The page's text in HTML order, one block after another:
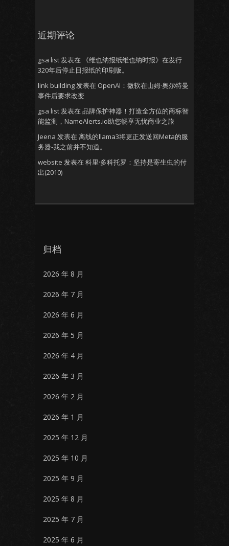
近期评论
gsa list发表在
《维也纳报纸维也纳时报》在发行
320年后停止日报纸的印刷版。
link building发表在 OpenAI：微软在山姆·奥尔特曼
事件后要求改变
gsa list发表在 品牌保护神器！打造全方位的商标智
能监测，NameAlerts.io助您畅享无忧商业之旅
Jeena 发表在 离线的llama3将更正发送回Meta的服
务器-我之前并不知道。
website 发表在 科里·多科托罗：坚持是寄生虫的付
出(2010)
归档
2026 年 8 月
2026 年 7 月
2026 年 6 月
2026 年 5 月
2026 年 4 月
2026 年 3 月
2026 年 2 月
2026 年 1 月
2025 年 12 月
2025 年 10 月
2025 年 9 月
2025 年 8 月
2025 年 7 月
2025 年 6 月